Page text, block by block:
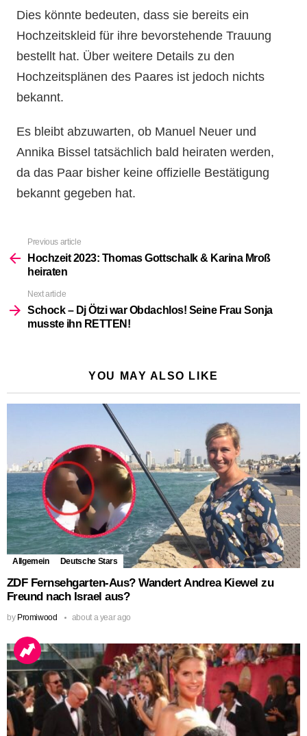
Dies könnte bedeuten, dass sie bereits ein
Hochzeitskleid für ihre bevorstehende Trauung
bestellt hat. Über weitere Details zu den
Hochzeitsplänen des Paares ist jedoch nichts
bekannt.
Es bleibt abzuwarten, ob Manuel Neuer und
Annika Bissel tatsächlich bald heiraten werden,
da das Paar bisher keine offizielle Bestätigung
bekannt gegeben hat.
more
Previous article
Hochzeit 2023: Thomas Gottschalk & Karina Mroß
heiraten
Next article
Schock – Dj Ötzi war Obdachlos! Seine Frau Sonja
musste ihn RETTEN!
YOU MAY ALSO LIKE
Allgemein Deutsche Stars
ZDF Fernsehgarten-Aus? Wandert Andrea Kiewel zu
Freund nach Israel aus?
by Promiwood about a year ago